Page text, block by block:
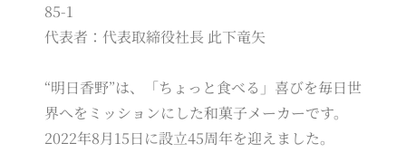
85-1
代表者：代表取締役社長 此下竜矢
“明日香野”は、「ちょっと食べる」喜びを毎日世
界へをミッションにした和菓子メーカーです。
2022年8月15日に設立45周年を迎えました。